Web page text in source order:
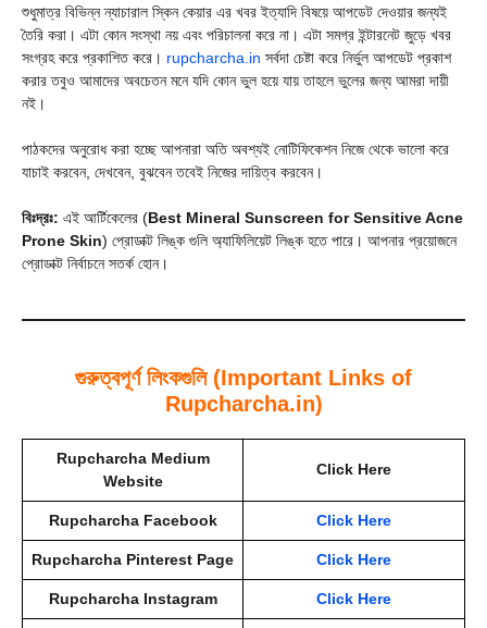
শুধুমাত্র বিভিন্ন ন্যাচারাল স্কিন কেয়ার এর খবর ইত্যাদি বিষয়ে আপডেট দেওয়ার জন্যই
তৈরি করা। এটা কোন সংস্থা নয় এবং পরিচালনা করে না। এটা সমগ্র ইন্টারনেট জুড়ে খবর
সংগ্রহ করে প্রকাশিত করে। rupcharcha.in সর্বদা চেষ্টা করে নির্ভুল আপডেট প্রকাশ
করার তবুও আমাদের অবচেতন মনে যদি কোন ভুল হয়ে যায় তাহলে ভুলের জন্য আমরা দায়ী
নই।
পাঠকদের অনুরোধ করা হচ্ছে আপনারা অতি অবশ্যই নোটিফিকেশন নিজে থেকে ভালো করে
যাচাই করবেন, দেখবেন, বুঝবেন তবেই নিজের দায়িত্ব করবেন।
বিঃদ্রঃ: এই আর্টিকেলের (Best Mineral Sunscreen for Sensitive Acne
Prone Skin) প্রোডাক্ট লিঙ্ক গুলি অ্যাফিলিয়েট লিঙ্ক হতে পারে। আপনার প্রয়োজনে
প্রোডাক্ট নির্বাচনে সতর্ক হোন।
গুরুত্বপূর্ণ লিংকগুলি (Important Links of
Rupcharcha.in)
Rupcharcha Medium
Website
Click Here
Rupcharcha Facebook Click Here
Rupcharcha Pinterest Page Click Here
Rupcharcha Instagram Click Here